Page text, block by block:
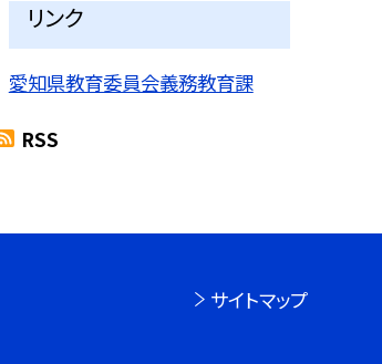
リンク
愛知県教育委員会義務教育課
RSS
サイトマップ